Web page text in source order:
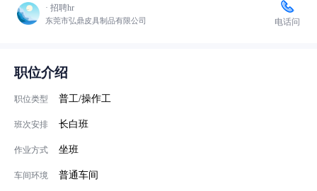
· 招聘hr
东莞市弘鼎皮具制品有限公司 电话问
职位介绍
职位类型 普工/操作工
班次安排 长白班
作业方式 坐班
车间环境 普通车间